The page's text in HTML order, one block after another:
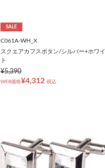
SALE
C061A-WH_X
スクエアカフスボタン/シルバー+ホワイ
ト
¥5,390
WEB価格¥4,312 税込